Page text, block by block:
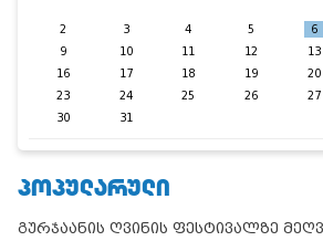
2
3 4 5 6
9
10 11 12 13
16
17 18 19 20
23
24 25 26 27
30
31
ᲞᲝᲞᲣᲚᲐᲠᲣᲚᲘ
გურჯაანის ღვინის ფესტივალზე